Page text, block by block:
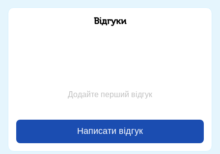
Відгуки
Додайте перший відгук
Написати відгук